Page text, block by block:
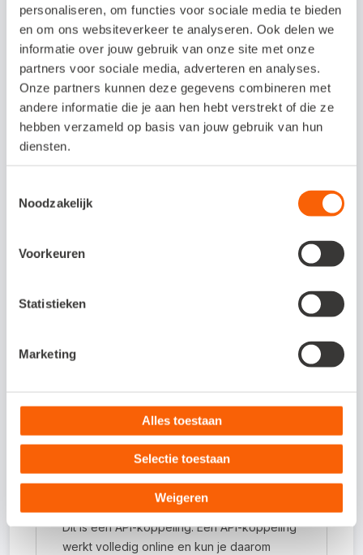
personaliseren, om functies voor sociale media te bieden
en om ons websiteverkeer te analyseren. Ook delen we
informatie over jouw gebruik van onze site met onze
partners voor sociale media, adverteren en analyses.
Onze partners kunnen deze gegevens combineren met
andere informatie die je aan hen hebt verstrekt of die ze
hebben verzameld op basis van jouw gebruik van hun
diensten.
Noodzakelijk
Voorkeuren
Statistieken
Marketing
Alles toestaan
Selectie toestaan
Weigeren
Intuïtieve workflow voor elk type
organisatie
Handige app voor Android en iOS
Realtime koppelingen met o.a. Snelstart
koppeling?
TimeChimp biedt maximaal overzicht
dagen gratis!
Veelgestelde vragen
Om wat voor type koppeling gaat het?
Dit is een API-koppeling. Een API-koppeling
werkt volledig online en kun je daarom